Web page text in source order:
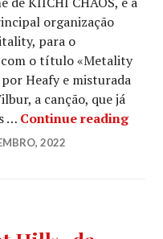
organização
para o
com o título «Metality
Heafy e misturada
a canção, que já
… Continue reading
2022